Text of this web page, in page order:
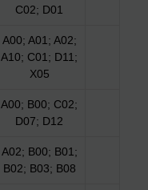
C02; D01
A00; A01; A02;
A10; C01; D11;
X05
A00; B00; C02;
D07; D12
A02; B00; B01;
B02; B03; B08